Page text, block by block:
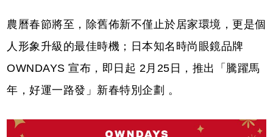
農曆春節將至，除舊佈新不僅止於居家環境，更是個
人形象升級的最佳時機；日本知名時尚眼鏡品牌
OWNDAYS 宣布，即日起 2月25日，推出「騰躍馬
年，好運一路發」新春特別企劃 。